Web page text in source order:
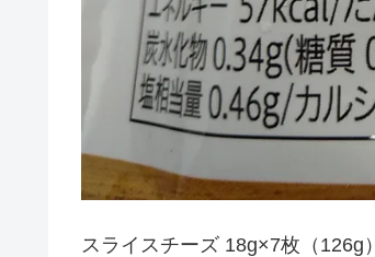
スライスチーズ 18g×7枚（126g